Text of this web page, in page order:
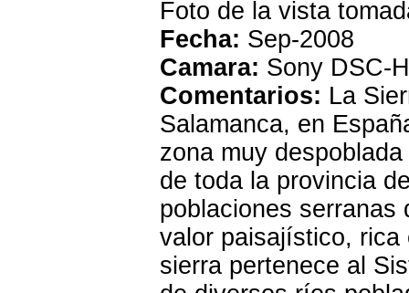
Foto de la vista
Fecha: Sep-2008
Camara: Sony DSC-
Comentarios: La
Salamanca, en
zona muy
de toda la provincia
poblaciones serranas
valor paisajístico,
sierra pertenece al